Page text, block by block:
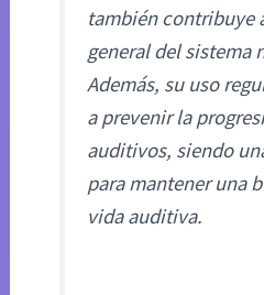
también contribuye
general del sistema
Además, su uso
a prevenir la
auditivos, siendo
para mantener una
vida auditiva.